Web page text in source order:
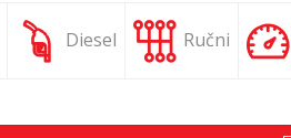
Diesel Ručni